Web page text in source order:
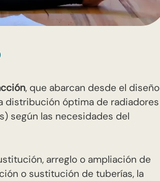
, que abarcan desde el diseño
distribución óptima de radiadores
según las necesidades del
arreglo o ampliación de
o sustitución de tuberías, la